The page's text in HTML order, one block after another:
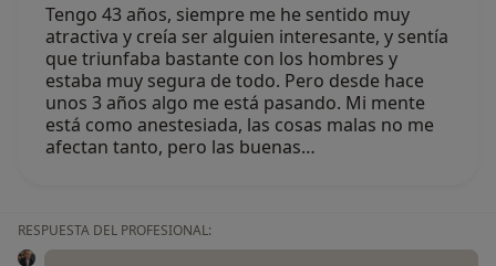
Tengo 43 años, siempre me he sentido muy
atractiva y creía ser alguien interesante, y sentía
que triunfaba bastante con los hombres y
estaba muy segura de todo. Pero desde hace
unos 3 años algo me está pasando. Mi mente
está como anestesiada, las cosas malas no me
afectan tanto, pero las buenas…
RESPUESTA DEL PROFESIONAL: